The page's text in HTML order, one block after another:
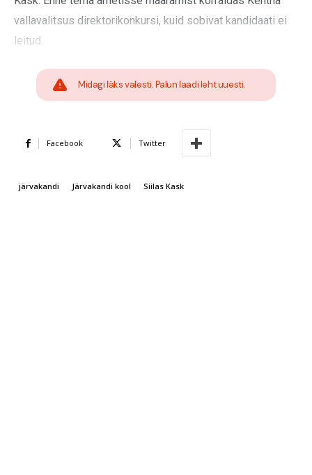
vallavalitsus direktorikonkursi, kuid sobivat kandidaati ei
leitud.
Midagi läks valesti. Palun laadi leht uuesti.
Facebook Twitter
järvakandi Järvakandi kool Siilas Kask